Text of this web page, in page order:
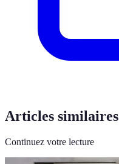
Articles similaires
Continuez votre lecture